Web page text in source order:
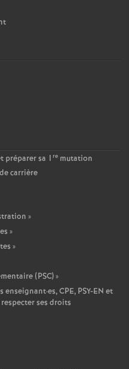
préparer sa 1 re mutation
carrière
»
»
»
(PSC)»
enseignant·es, CPE, PSY-EN et
ses droits